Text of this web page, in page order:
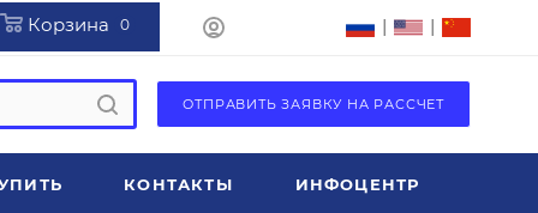
Корзина 0 | |
ОТПРАВИТЬ ЗАЯВКУ НА РАССЧЕТ
КОНТАКТЫ ИНФОЦЕНТР